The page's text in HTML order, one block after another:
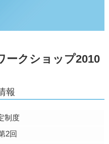
ークショップ2010
報
制度
2回